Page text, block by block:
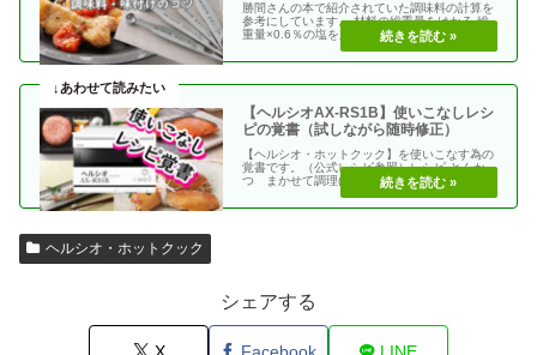
勝間さんの本で紹介されていた調味料の計算を
参考にしています。 材料の総重量をはかる 総
重量×0.6％の塩を加える 使う調味料＝（総重
【ヘルシオAX-RS1B】使いこなしレシ
ピの覚書（試しながら随時修正）
【ヘルシオ・ホットクック】を使いこなす為の
覚書です。（公式レシピ参照）レシピ とんか
つ まかせて調理(網焼き・揚げる) エビフラ
ヘルシオ・ホットクック
シェアする
X Facebook LINE